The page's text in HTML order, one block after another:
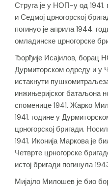
Струга је у НОП-у од 1941.
и Седмој црногорској
погинуо је априла 1944.
омладинске црногорске
Ђорђије Исајилов, борац
Дурмиторском одреду и у
истакнути
инжињеријског батаљона
споменице 1941. Жарко
1941. године у
црногорској бригади.
1941. Иконија Маркова је
Четврте црногорске
истој бригади погинула
Мијајло Милошев је био